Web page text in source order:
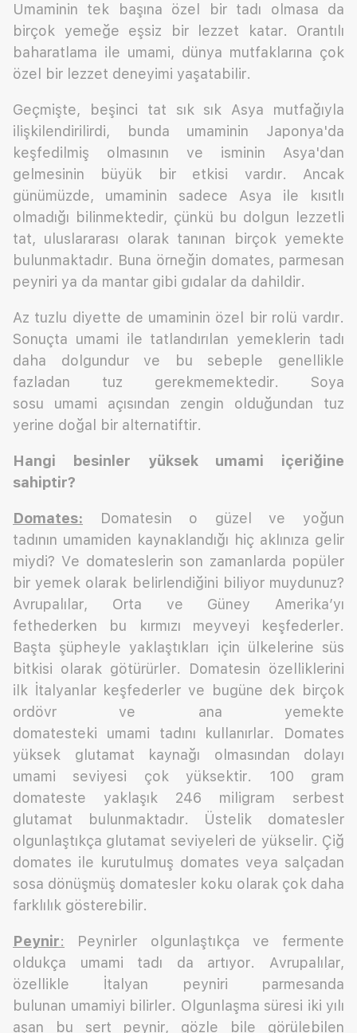
Umaminin tek başına özel bir tadı olmasa da
birçok yemeğe eşsiz bir lezzet katar. Orantılı
baharatlama ile umami, dünya mutfaklarına çok
özel bir lezzet deneyimi yaşatabilir.
Geçmişte, beşinci tat sık sık Asya mutfağıyla
ilişkilendirilirdi, bunda umaminin Japonya'da
keşfedilmiş olmasının ve isminin Asya'dan
gelmesinin büyük bir etkisi vardır. Ancak
günümüzde, umaminin sadece Asya ile kısıtlı
olmadığı bilinmektedir, çünkü bu dolgun lezzetli
tat, uluslararası olarak tanınan birçok yemekte
bulunmaktadır. Buna örneğin domates, parmesan
peyniri ya da mantar gibi gıdalar da dahildir.
Az tuzlu diyette de umaminin özel bir rolü vardır.
Sonuçta umami ile tatlandırılan yemeklerin tadı
daha dolgundur ve bu sebeple genellikle
fazladan tuz gerekmemektedir. Soya
sosu umami açısından zengin olduğundan tuz
yerine doğal bir alternatiftir.
Hangi besinler yüksek umami içeriğine
sahiptir?
Domates: Domatesin o güzel ve yoğun
tadının umamiden kaynaklandığı hiç aklınıza gelir
miydi? Ve domateslerin son zamanlarda popüler
bir yemek olarak belirlendiğini biliyor muydunuz?
Avrupalılar, Orta ve Güney Amerika’yı
fethederken bu kırmızı meyveyi keşfederler.
Başta şüpheyle yaklaştıkları için ülkelerine süs
bitkisi olarak götürürler. Domatesin özelliklerini
ilk İtalyanlar keşfederler ve bugüne dek birçok
ordövr ve ana yemekte
domatesteki umami tadını kullanırlar. Domates
yüksek glutamat kaynağı olmasından dolayı
umami seviyesi çok yüksektir. 100 gram
domateste yaklaşık 246 miligram serbest
glutamat bulunmaktadır. Üstelik domatesler
olgunlaştıkça glutamat seviyeleri de yükselir. Çiğ
domates ile kurutulmuş domates veya salçadan
sosa dönüşmüş domatesler koku olarak çok daha
farklılık gösterebilir.
Peynir: Peynirler olgunlaştıkça ve fermente
oldukça umami tadı da artıyor.
Avrupalılar,
özellikle İtalyan peyniri parmesanda
bulunan umamiyi bilirler. Olgunlaşma süresi iki yılı
aşan bu sert peynir, gözle bile görülebilen